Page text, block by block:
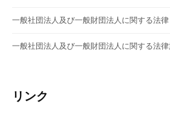
一般社団法人及び一般財団法人に関する法律
一般社団法人及び一般財団法人に関する法
リンク